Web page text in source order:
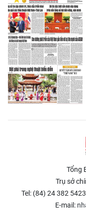
Tổng
Trụ sở
Tel: (84) 24 382
E-mail: